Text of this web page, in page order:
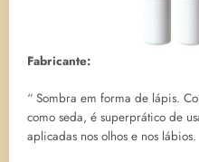
Fabricante:
“ Sombra em forma de lápis.
como seda, é superprático de
aplicadas nos olhos e nos lábios.